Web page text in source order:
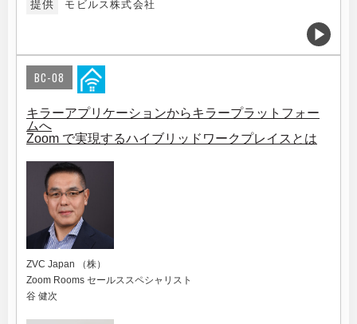
提供 モビルス株式会社
BC-08
キラーアプリケーションからキラープラットフォー
ムへ
Zoom で実現するハイブリッドワークプレイスとは
ZVC Japan （株）
Zoom Rooms セールススペシャリスト
谷 健次